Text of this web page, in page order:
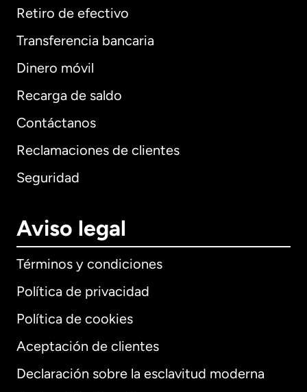
Retiro de efectivo
Transferencia bancaria
Dinero móvil
Recarga de saldo
Contáctanos
Reclamaciones de clientes
Seguridad
Aviso legal
Términos y condiciones
Política de privacidad
Política de cookies
Aceptación de clientes
Declaración sobre la esclavitud moderna
Internacional English